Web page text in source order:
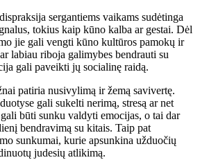
sergantiems vaikams sudėtinga
tokius kaip kūno kalba ar gestai. Dėl
jie gali vengti kūno kultūros pamokų ir
labiau riboja galimybes bendrauti su
gali paveikti jų socialinę raidą.
patiria nusivylimą ir žemą savivertę.
gali sukelti nerimą, stresą ar net
būti sunku valdyti emocijas, o tai dar
bendravimą su kitais. Taip pat
sunkumai, kurie apsunkina užduočių
judesių atlikimą.